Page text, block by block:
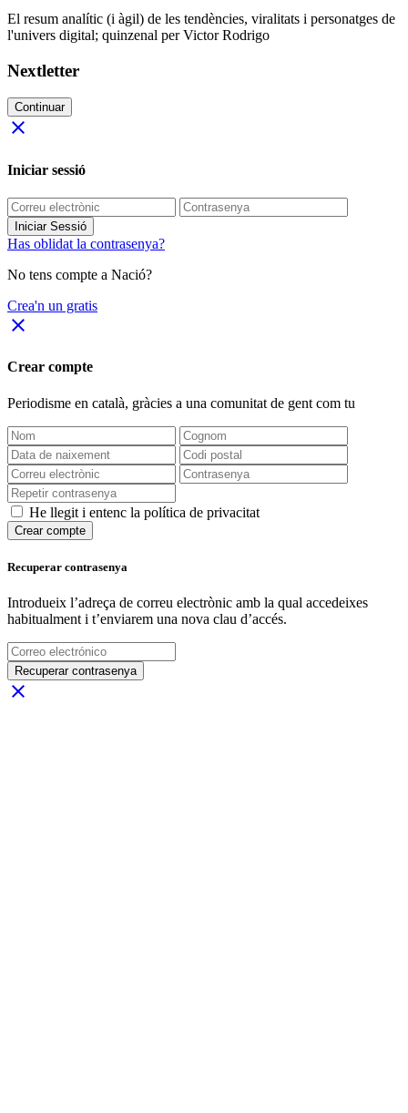
El resum analític (i àgil) de les tendències, viralitats i personatges de
l'univers digital; quinzenal per Victor Rodrigo
Nextletter
Continuar
close
Iniciar sessió
Iniciar Sessió
Has oblidat la contrasenya?
No tens compte a Nació?
Crea'n un gratis
close
Crear compte
Periodisme en català, gràcies a una comunitat de gent com tu
He llegit i entenc la política de privacitat
Crear compte
Recuperar contrasenya
Introdueix l’adreça de correu electrònic amb la qual accedeixes
habitualment i t’enviarem una nova clau d’accés.
Recuperar contrasenya
close